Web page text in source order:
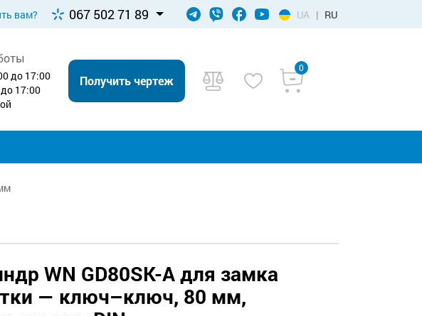
вам? 067 502 71 89 UA | RU
до 17:00
17:00
Получить чертеж
0
WN GD80SK-A для замка
— ключ–ключ, 80 мм,